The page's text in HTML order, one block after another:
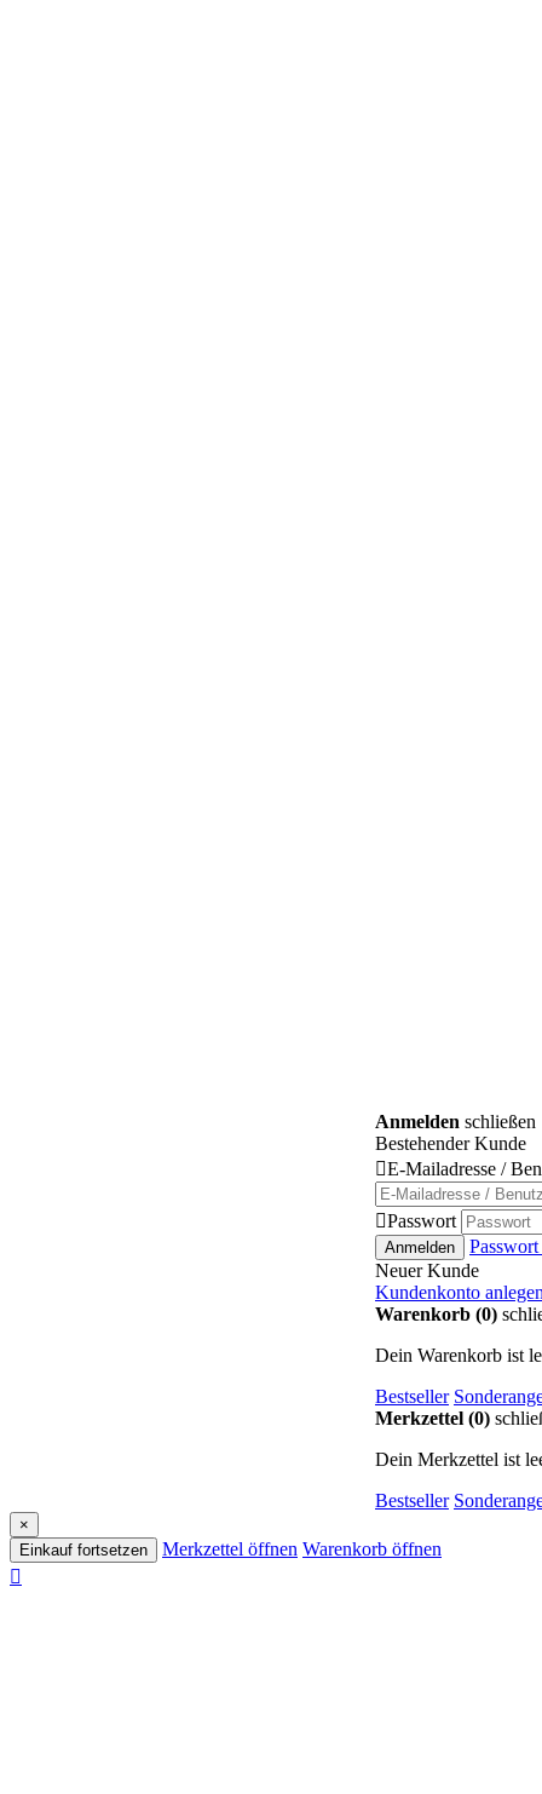
Anmelden schließen
Bestehender Kunde
E-Mailadresse /
Passwort
Anmelden
Passwort
Neuer Kunde
Kundenkonto
Warenkorb (0)
Dein Warenkorb ist
Bestseller
Merkzettel (0)
Dein Merkzettel ist
Bestseller
×
Einkauf fortsetzen
Merkzettel öffnen Warenkorb öffnen
